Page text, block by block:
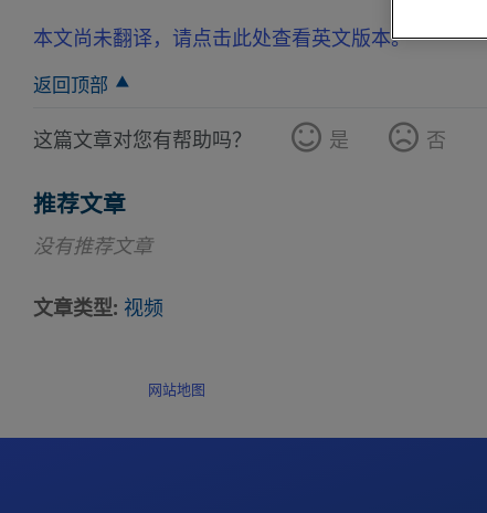
本文尚未翻译，请点击此处查看英文版本。
返回顶部
这篇文章对您有帮助吗？ 是 否
推荐文章
没有推荐文章
文章类型 视频
网站地图